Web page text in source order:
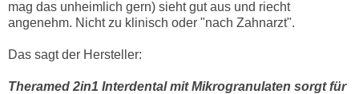
mag das unheimlich gern) sieht gut aus und riecht
angenehm. Nicht zu klinisch oder "nach Zahnarzt".
Das sagt der Hersteller:
Theramed 2in1 Interdental mit Mikrogranulaten sorgt für